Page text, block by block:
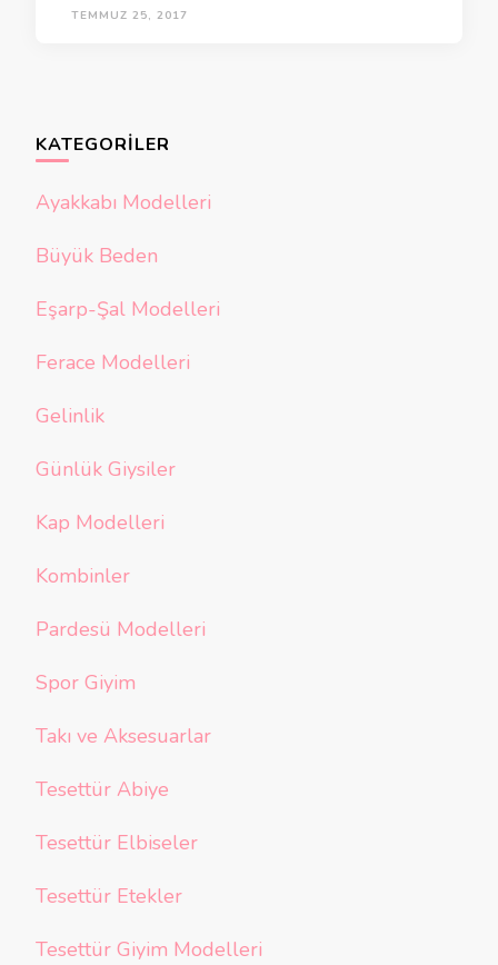
TEMMUZ 25, 2017
KATEGORILER
Ayakkabı Modelleri
Büyük Beden
Eşarp-Şal Modelleri
Ferace Modelleri
Gelinlik
Günlük Giysiler
Kap Modelleri
Kombinler
Pardesü Modelleri
Spor Giyim
Takı ve Aksesuarlar
Tesettür Abiye
Tesettür Elbiseler
Tesettür Etekler
Tesettür Giyim Modelleri